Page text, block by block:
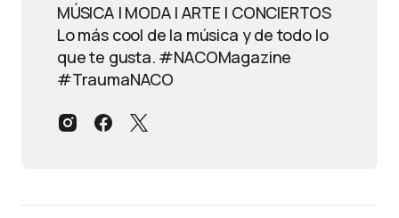
MÚSICA | MODA | ARTE | CONCIERTOS
Lo más cool de la música y de todo lo
que te gusta. #NACOMagazine
#TraumaNACO